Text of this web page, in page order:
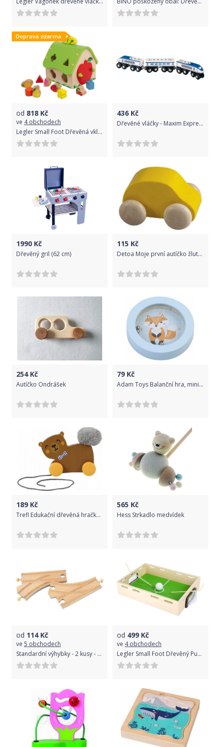
Doprava zdarma
od 818 Kč
ve 4 obchodech
Legler Small Foot Dřevěná vkládačka třídící dům ovoce
436 Kč
Dřevěné vláčky - Maxim Expres souprava Pendolino
1990 Kč
Dřevěný gril (62 cm)
115 Kč
Detoa Moje první autíčko žluté 1 ks
254Kč
Autíčko Ondrášek
79 Kč
Adam Toys Balanční hra, mini labyrint - liška
189 Kč
Trefl Edukační dřevěná hračka Medvídek, hnědý
565 Kč
Hess Strkadlo medvídek
od 114Kč
ve 5 obchodech
Standardní výhybky - 2 kusy - Maxim 50907
od 499 Kč
ve 4 obchodech
Legler Small Foot Dřevěný Puff ball